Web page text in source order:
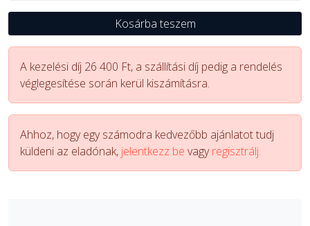
Kosárba teszem
A kezelési díj 26 400 Ft, a szállítási díj pedig a rendelés
véglegesítése során kerül kiszámításra.
Ahhoz, hogy egy számodra kedvezőbb ajánlatot tudj
küldeni az eladónak, jelentkezz be vagyregisztrálj.